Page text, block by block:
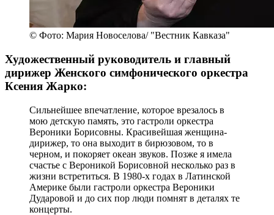
© Фото: Мария Новоселова/ "Вестник Кавказа"
Художественный руководитель и главный
дирижер Женского симфонического оркестра
Ксения Жарко:
Сильнейшее впечатление, которое врезалось в
мою детскую память, это гастроли оркестра
Вероники Борисовны. Красивейшая женщина-
дирижер, то она выходит в бирюзовом, то в
черном, и покоряет океан звуков. Позже я имела
счастье с Вероникой Борисовной несколько раз в
жизни встретиться. В 1980-х годах в Латинской
Америке были гастроли оркестра Вероники
Дударовой и до сих пор люди помнят в деталях те
концерты.